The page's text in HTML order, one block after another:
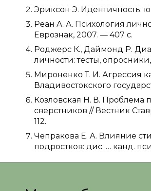
Эриксон Э. Идентичность:
Реан А. А. Психология
Еврознак, 2007. — 407 с.
Роджерс К., Даймонд Р.
личности: тесты,
Мироненко Т. И. Агрессия
Владивостокского
Козловская Н. В. Проблема
сверстников // Вестник
112.
Чепракова Е. А. Влияние
подростков: дис. … канд.